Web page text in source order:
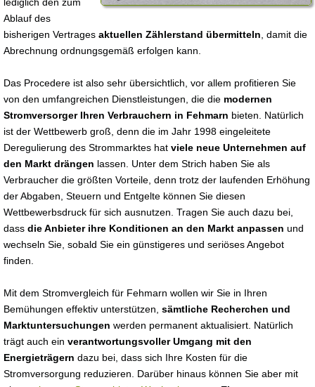
Ablauf des
bisherigen Vertrages aktuellen Zählerstand übermitteln , damit die
Abrechnung ordnungsgemäß erfolgen kann.
Das Procedere ist also sehr übersichtlich, vor allem profitieren Sie
von den umfangreichen Dienstleistungen, die die modernen
Stromversorger Ihren Verbrauchern in Fehmarn bieten. Natürlich
ist der Wettbewerb groß, denn die im Jahr 1998 eingeleitete
Deregulierung des Strommarktes hat viele neue Unternehmen auf
den Markt drängen lassen. Unter dem Strich haben Sie als
Verbraucher die größten Vorteile, denn trotz der laufenden Erhöhung
der Abgaben, Steuern und Entgelte können Sie diesen
Wettbewerbsdruck für sich ausnutzen. Tragen Sie auch dazu bei,
dass die Anbieter ihre Konditionen an den Markt anpassen und
wechseln Sie, sobald Sie ein günstigeres und seriöses Angebot
finden.
Mit dem Stromvergleich für Fehmarn wollen wir Sie in Ihren
Bemühungen effektiv unterstützen, sämtliche Recherchen und
Marktuntersuchungen werden permanent aktualisiert. Natürlich
trägt auch ein verantwortungsvoller Umgang mit den
Energieträgern dazu bei, dass sich Ihre Kosten für die
Stromversorgung reduzieren. Darüber hinaus können Sie aber mit